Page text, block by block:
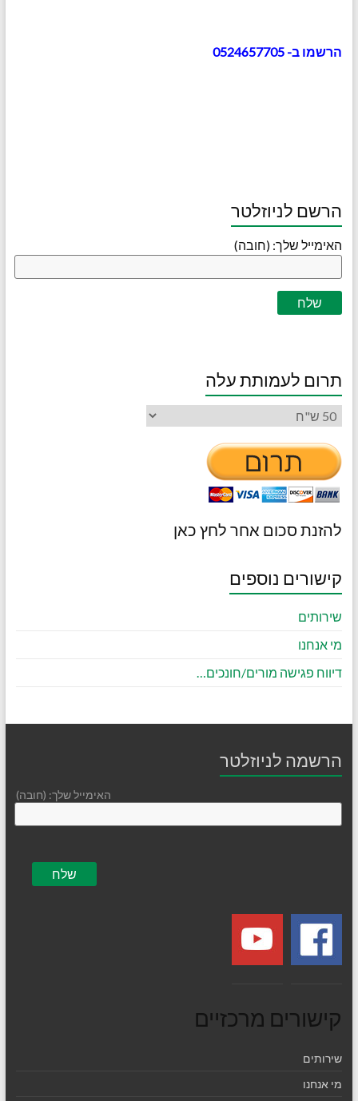
הרשמו ב- 0524657705
הרשם לניוזלטר
האימייל שלך: (חובה)
תרום לעמותת עלה
להזנת סכום אחר לחץ כאן
קישורים נוספים
שירותים
מי אנחנו
דיווח פגישה מורים/חונכים…
הרשמה לניוזלטר
האימייל שלך: (חובה)
קישורים מרכזיים
שירותים
מי אנחנו